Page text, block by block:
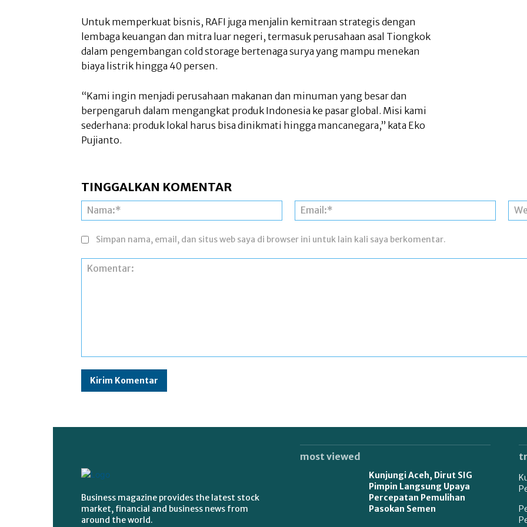
Untuk memperkuat bisnis, RAFI juga menjalin kemitraan strategis dengan
lembaga keuangan dan mitra luar negeri, termasuk perusahaan asal Tiongkok
dalam pengembangan cold storage bertenaga surya yang mampu menekan
biaya listrik hingga 40 persen.
“Kami ingin menjadi perusahaan makanan dan minuman yang besar dan
berpengaruh dalam mengangkat produk Indonesia ke pasar global. Misi kami
sederhana: produk lokal harus bisa dinikmati hingga mancanegara,” kata Eko
Pujianto.
TINGGALKAN KOMENTAR
Nama:* Email:*
Simpan nama, email, dan situs web saya di browser ini untuk lain kali saya berkomentar.
Business magazine provides the latest stock
market, financial and business news from
around the world.
most viewed
Kunjungi Aceh, Dirut SIG
Pimpin Langsung Upaya
Percepatan Pemulihan
Pasokan Semen